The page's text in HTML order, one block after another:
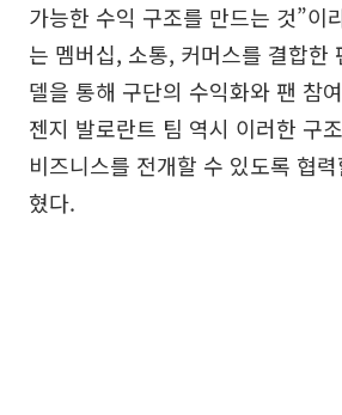
가능한 수익 구조를 만드는 것”이
는 멤버십, 소통, 커머스를 결합한
델을 통해 구단의 수익화와 팬 참
젠지 발로란트 팀 역시 이러한 구
비즈니스를 전개할 수 있도록 협
혔다.